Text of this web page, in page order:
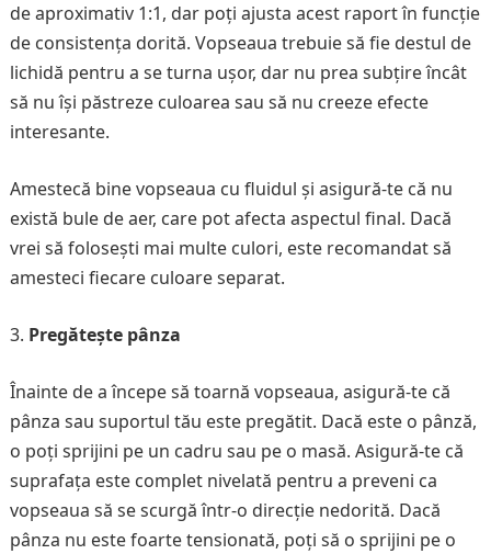
de aproximativ 1:1, dar poți ajusta acest raport în funcție
de consistența dorită. Vopseaua trebuie să fie destul de
lichidă pentru a se turna ușor, dar nu prea subțire încât
să nu își păstreze culoarea sau să nu creeze efecte
interesante.
Amestecă bine vopseaua cu fluidul și asigură-te că nu
există bule de aer, care pot afecta aspectul final. Dacă
vrei să folosești mai multe culori, este recomandat să
amesteci fiecare culoare separat.
Pregătește pânza
Înainte de a începe să toarnă vopseaua, asigură-te că
pânza sau suportul tău este pregătit. Dacă este o pânză,
o poți sprijini pe un cadru sau pe o masă. Asigură-te că
suprafața este complet nivelată pentru a preveni ca
vopseaua să se scurgă într-o direcție nedorită. Dacă
pânza nu este foarte tensionată, poți să o sprijini pe o